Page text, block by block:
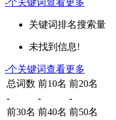
关键词排名搜索量
未找到信息!
-个关键词查看更多
总词数 前10名 前20名
-
-
-
前30名 前40名 前50名